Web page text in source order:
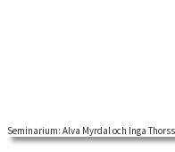
Seminarium: Alva Myrdal och Inga